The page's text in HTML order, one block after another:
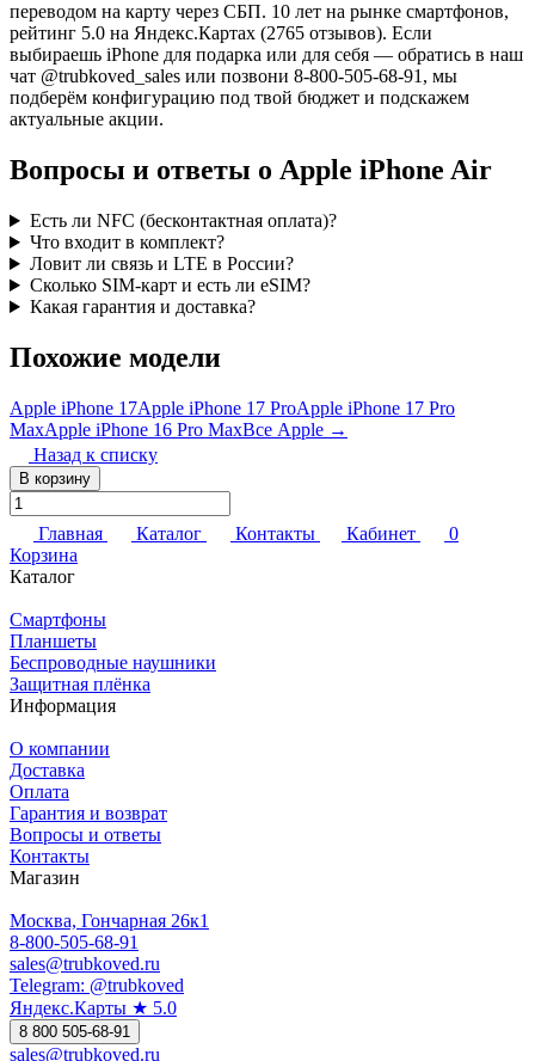
переводом на карту через СБП. 10 лет на рынке смартфонов,
рейтинг 5.0 на Яндекс.Картах (2765 отзывов). Если
выбираешь iPhone для подарка или для себя — обратись в наш
чат @trubkoved_sales или позвони 8-800-505-68-91, мы
подберём конфигурацию под твой бюджет и подскажем
актуальные акции.
Вопросы и ответы о Apple iPhone Air
Есть ли NFC (бесконтактная оплата)?
Что входит в комплект?
Ловит ли связь и LTE в России?
Сколько SIM-карт и есть ли eSIM?
Какая гарантия и доставка?
Похожие модели
Apple iPhone 17Apple iPhone 17 ProApple iPhone 17 Pro
MaxApple iPhone 16 Pro MaxВсе Apple →
Назад к списку
В корзину
Главная Каталог Контакты Кабинет
0
Корзина
Каталог
Смартфоны
Планшеты
Беспроводные наушники
Защитная плёнка
Информация
О компании
Доставка
Оплата
Гарантия и возврат
Вопросы и ответы
Контакты
Магазин
Москва, Гончарная 26к1
8-800-505-68-91
sales@trubkoved.ru
Telegram: @trubkoved
Яндекс.Карты ★ 5.0
8 800 505-68-91
sales@trubkoved.ru